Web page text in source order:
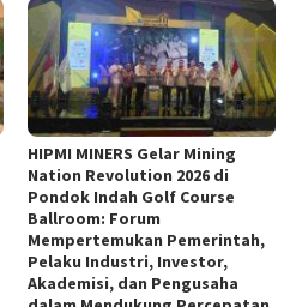
HIPMI MINERS Gelar Mining
Nation Revolution 2026 di
Pondok Indah Golf Course
Ballroom: Forum
Mempertemukan Pemerintah,
Pelaku Industri, Investor,
Akademisi, dan Pengusaha